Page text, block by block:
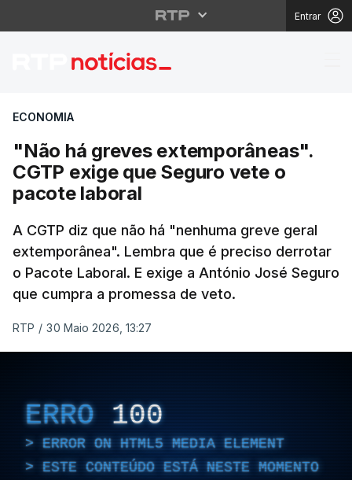
Entrar
"Não há greves
ECONOMIA
"Não há greves extemporâneas".
CGTP exige que Seguro vete o
pacote laboral
A CGTP diz que não há "nenhuma greve geral
extemporânea". Lembra que é preciso derrotar
o Pacote Laboral. E exige a António José Seguro
que cumpra a promessa de veto.
RTP / 30 Maio 2026, 13:27
ERRO 100
ERROR ON HTML5 MEDIA ELEMENT
ESTE CONTEÚDO ESTÁ NESTE MOMENTO